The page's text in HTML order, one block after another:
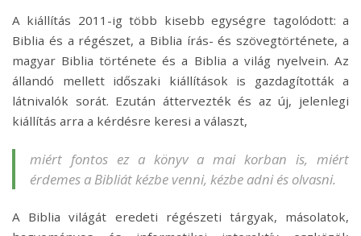
A kiállítás 2011-ig több kisebb egységre tagolódott: a
Biblia és a régészet, a Biblia írás- és szövegtörténete, a
magyar Biblia története és a Biblia a világ nyelvein. Az
állandó mellett időszaki kiállítások is gazdagították a
látnivalók sorát. Ezután áttervezték és az új, jelenlegi
kiállítás arra a kérdésre keresi a választ,
miért fontos ez a könyv a mai korban is, miért
érdemes a Bibliát kézbe venni, kézbe adni és olvasni.
A Biblia világát eredeti régészeti tárgyak, másolatok,